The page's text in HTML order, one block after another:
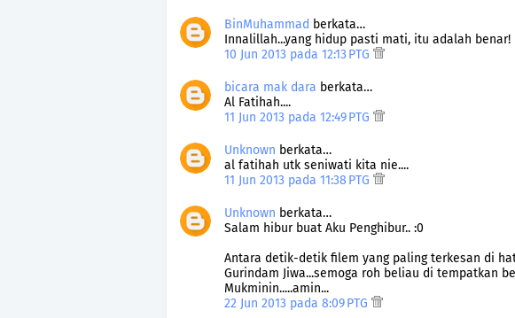
BinMuhammad berkata…
Innalillah...yang hidup pasti mati, itu adalah benar!
10 Jun 2013 pada 12:13 PTG
bicara mak dara berkata…
Al Fatihah....
11 Jun 2013 pada 12:49 PTG
Unknown berkata…
al fatihah utk seniwati kita nie....
11 Jun 2013 pada 11:38 PTG
Unknown berkata…
Salam hibur buat Aku Penghibur.. :0
Antara detik-detik filem yang paling terkesan di
Gurindam Jiwa...semoga roh beliau di tempatkan
Mukminin.....amin...
22 Jun 2013 pada 8:09 PTG